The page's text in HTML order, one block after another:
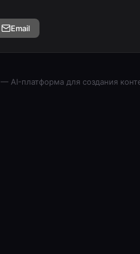
Email
— AI-платформа для создания